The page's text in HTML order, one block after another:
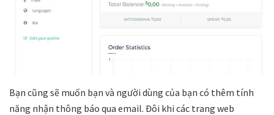
Bạn cũng sẽ muốn bạn và người dùng của bạn có thêm tính
năng nhận thông báo qua email. Đôi khi các trang web